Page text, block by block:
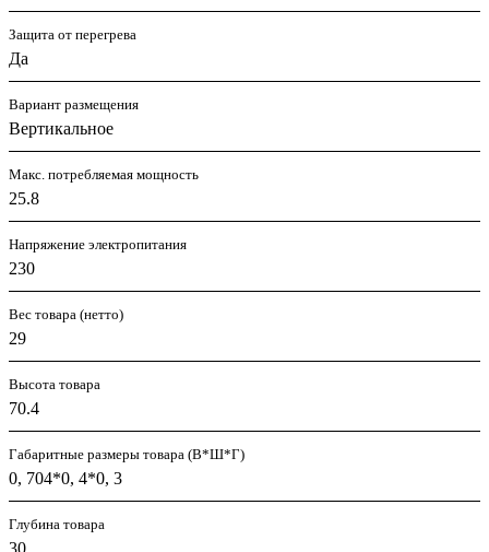
Защита от перегрева
Да
Вариант размещения
Вертикальное
Макс. потребляемая мощность
25.8
Напряжение электропитания
230
Вес товара (нетто)
29
Высота товара
70.4
Габаритные размеры товара (В*Ш*Г)
0, 704*0, 4*0, 3
Глубина товара
30